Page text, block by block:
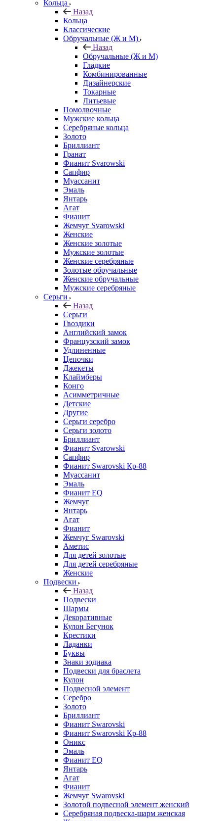
Кольца
Назад
Кольца
Классические
Обручальные (Ж и М)
Назад
Обручальные (Ж и М)
Гладкие
Комбинированные
Дизайнерские
Токарные
Литьевые
Помолвочные
Мужские кольца
Серебряные кольца
Золото
Бриллиант
Гранат
Фианит Svarowski
Сапфир
Муассанит
Эмаль
Янтарь
Агат
Фианит
Жемчуг Svarowski
Женские
Женские золотые
Мужские золотые
Женские серебряные
Золотые обручальные
Женские обручальные
Мужские серебряные
Серьги
Назад
Серьги
Гвоздики
Английский замок
Французский замок
Удлиненные
Цепочки
Джекеты
Клаймберы
Конго
Асимметричные
Детские
Другие
Серьги серебро
Серьги золото
Бриллиант
Фианит Svarowski
Сапфир
Фианит Swarovski Кр-88
Муассанит
Эмаль
Фианит EQ
Жемчуг
Янтарь
Агат
Фианит
Жемчуг Swarovski
Аметис
Для детей золотые
Для детей серебряные
Женские
Подвески
Назад
Подвески
Шармы
Декоративные
Кулон Бегунок
Крестики
Ладанки
Буквы
Знаки зодиака
Подвески для браслета
Кулон
Подвесной элемент
Серебро
Золото
Бриллиант
Фианит Swarovski
Фианит Swarovski Кр-88
Оникс
Эмаль
Фианит EQ
Янтарь
Агат
Фианит
Жемчуг Swarovski
Золотой подвесной элемент женcкий
Серебряная подвеска-шарм женская